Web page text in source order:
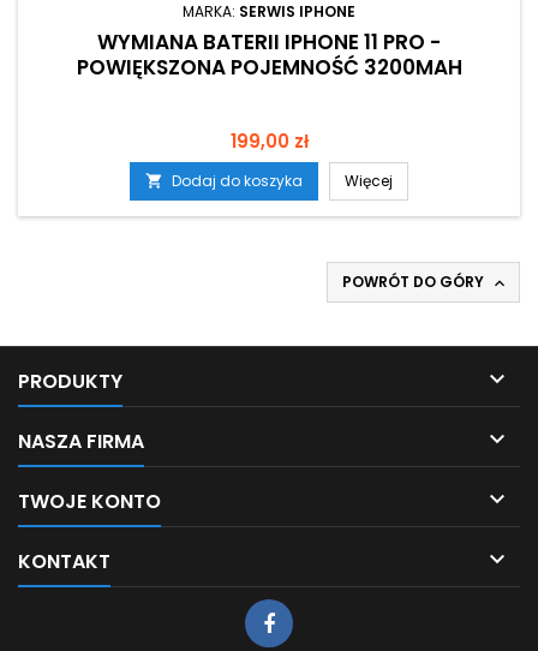
MARKA: SERWIS IPHONE
WYMIANA BATERII IPHONE 11 PRO -
POWIĘKSZONA POJEMNOŚĆ 3200MAH
Cena
199,00 zł
 Dodaj do koszyka Więcej
POWRÓT DO GÓRY 
PRODUKTY 
NASZA FIRMA 
TWOJE KONTO 
KONTAKT 